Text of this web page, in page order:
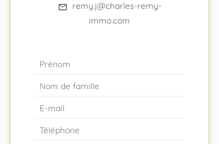
remy.j@charles-remy-
immo.com